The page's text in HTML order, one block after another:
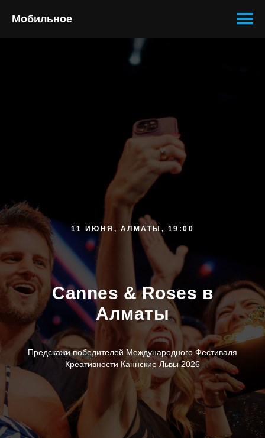
Мобильное
11 ИЮНЯ, АЛМАТЫ, 19:00
Cannes & Roses в
Алматы
Предскажи победителей Международного Фестиваля
Креативности Каннские Львы 2026